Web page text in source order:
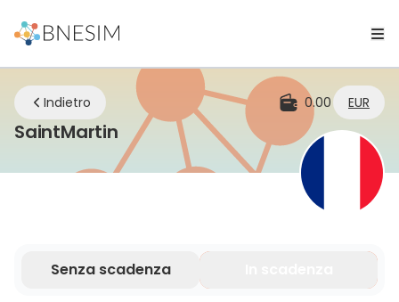
Indietro 0.00 EUR
SaintMartineSIM | Rimani connesso
Senza scadenza